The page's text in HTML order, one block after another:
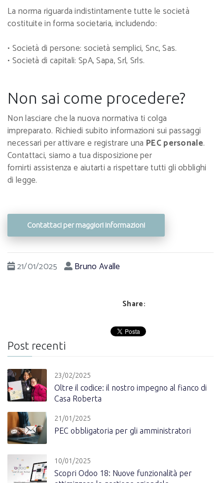
La norma riguarda indistintamente tutte le società
costituite in forma societaria, includendo:
• Società di persone: società semplici, Snc, Sas.
• Società di capitali: SpA, Sapa, Srl, Srls.
Non sai come procedere?
Non lasciare che la nuova normativa ti colga
impreparato. Richiedi subito informazioni sui passaggi
necessari per attivare e registrare una PEC personale.
Contattaci, siamo a tua disposizione per
fornirti assistenza e aiutarti a rispettare tutti gli obblighi
di legge.
Contattaci per maggiori informazioni
21/01/2025 Bruno Avalle
Share:
Post recenti
23/02/2025
Oltre il codice: il nostro impegno al fianco di
Casa Roberta
21/01/2025
PEC obbligatoria per gli amministratori
10/01/2025
Scopri Odoo 18: Nuove funzionalità per